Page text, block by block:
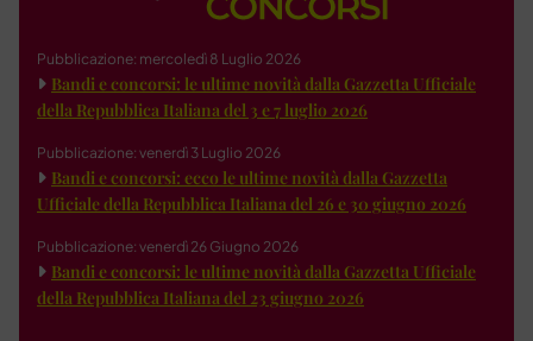
Pubblicazione: mercoledì 8 Luglio 2026
Bandi e concorsi: le ultime novità dalla Gazzetta Ufficiale
della Repubblica Italiana del 3 e 7 luglio 2026
Pubblicazione: venerdì 3 Luglio 2026
Bandi e concorsi: ecco le ultime novità dalla Gazzetta
Ufficiale della Repubblica Italiana del 26 e 30 giugno 2026
Pubblicazione: venerdì 26 Giugno 2026
Bandi e concorsi: le ultime novità dalla Gazzetta Ufficiale
della Repubblica Italiana del 23 giugno 2026